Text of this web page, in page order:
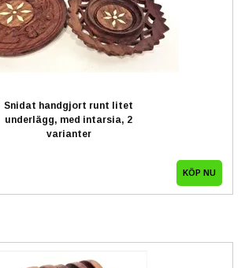
Snidat handgjort runt litet
underlägg, med intarsia, 2
varianter
KÖP NU